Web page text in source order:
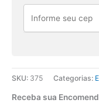
LTC12
SKU: 375 Categorias:
Receba sua